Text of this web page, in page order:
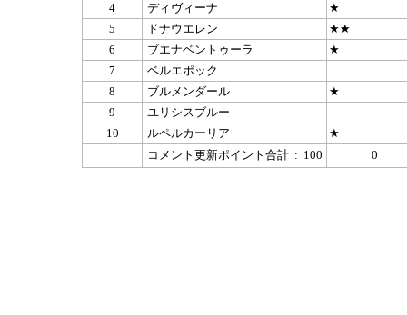
4
ディヴィーナ
★
5
ドナウエレン
★★
6
ブエナベントゥーラ
★
7
ベルエポック
8
ブルメンダール
★
9
ユリシスブルー
10
ルペルカーリア
★
コメント更新ポイント合計 : 100
0